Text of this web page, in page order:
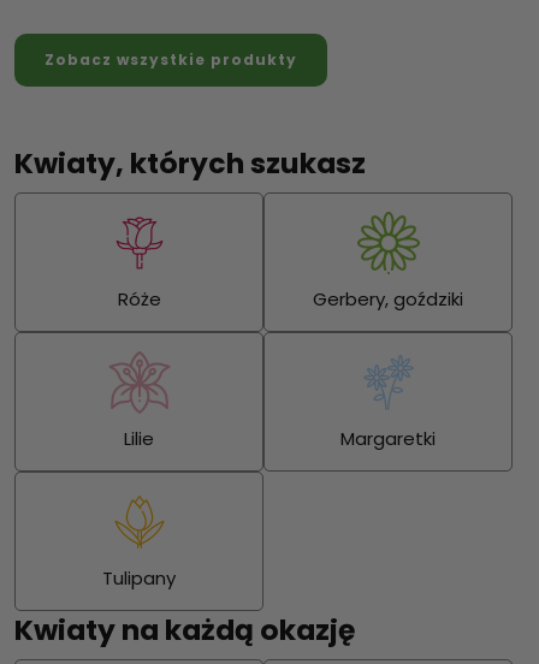
Zobacz wszystkie produkty
Kwiaty, których szukasz
Róże Gerbery, goździki
Lilie Margaretki
Tulipany
Kwiaty na każdą okazję